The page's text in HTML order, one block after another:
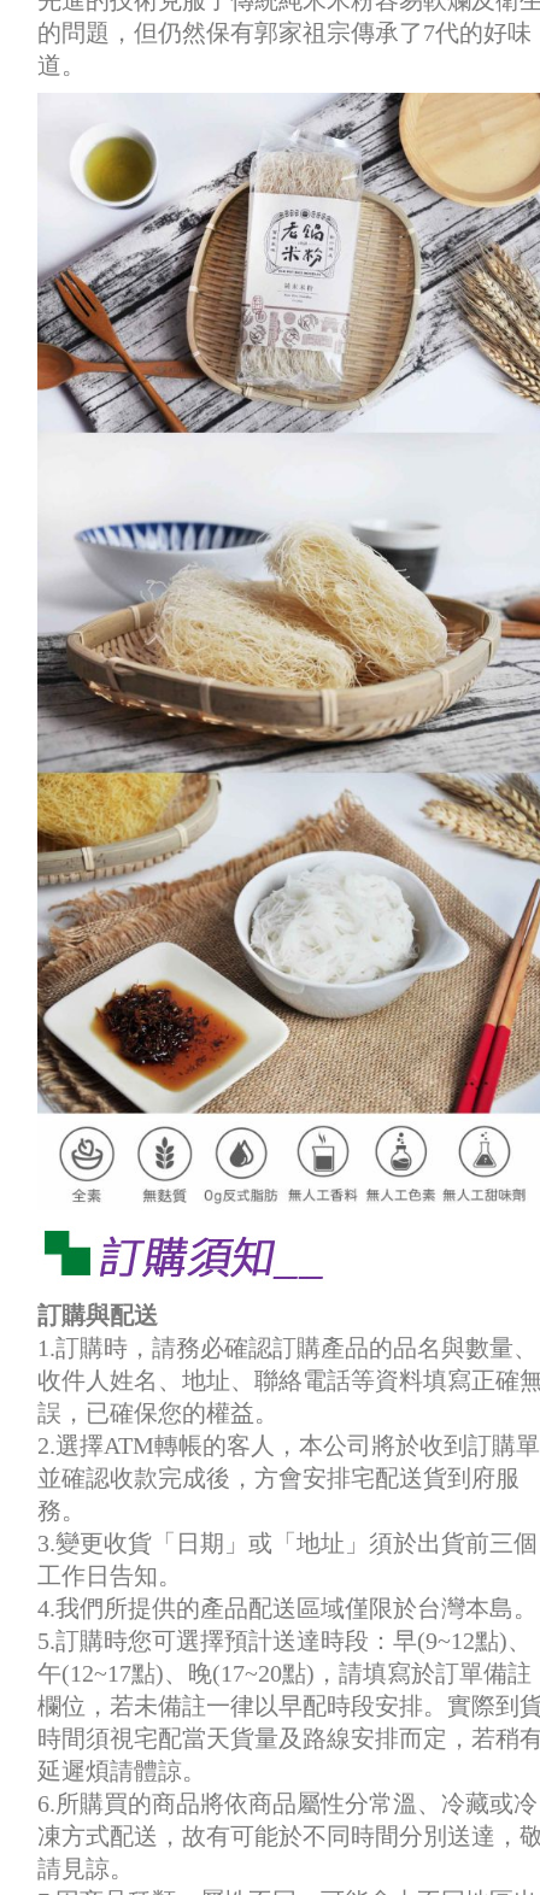
的問題，但仍然保有郭家祖宗傳承了7代的好味
道。
訂購與配送
1.訂購時，請務必確認訂購產品的品名與數量、
收件人姓名、地址、聯絡電話等資料填寫正確
誤，已確保您的權益。
2.選擇ATM轉帳的客人，本公司將於收到訂購單
並確認收款完成後，方會安排宅配送貨到府服
務。
3.變更收貨「日期」或「地址」須於出貨前三個
工作日告知。
4.我們所提供的產品配送區域僅限於台灣本島。
5.訂購時您可選擇預計送達時段：早(9~12點)、
午(12~17點)、晚(17~20點)，請填寫於訂單備註
欄位，若未備註一律以早配時段安排。實際到
時間須視宅配當天貨量及路線安排而定，若稍
延遲煩請體諒。
6.所購買的商品將依商品屬性分常溫、冷藏或冷
凍方式配送，故有可能於不同時間分別送達，
請見諒。